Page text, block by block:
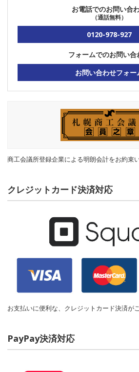
お電話でのお問い合
（通話無料）
0120-978-927
フォームでのお問い合
お問い合わせフォー
商工会議所登録企業による明朗会計をお約束い
クレジットカード決済対応
お支払いに便利な、クレジットカード決済が
PayPay決済対応